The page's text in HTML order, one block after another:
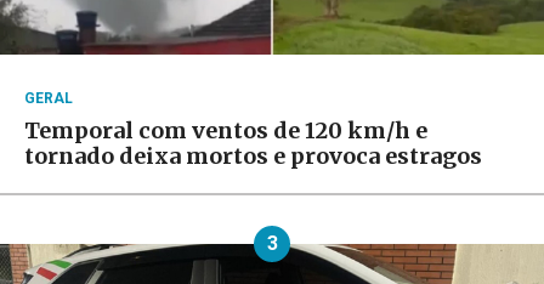
GERAL
Temporal com ventos de 120 km/h e
tornado deixa mortos e provoca estragos
3